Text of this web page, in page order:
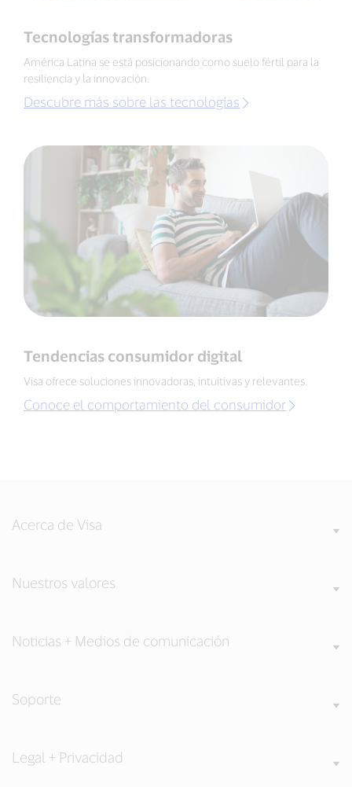
Tecnologías transformadoras
América Latina se está posicionando como suelo fértil para la
resiliencia y la innovación.
Descubre más sobre las tecnologías
Tendencias consumidor digital
Visa ofrece soluciones innovadoras, intuitivas y relevantes.
Conoce el comportamiento del consumidor
Acerca de Visa
Nuestros valores
Noticias + Medios de comunicación
Soporte
Legal + Privacidad